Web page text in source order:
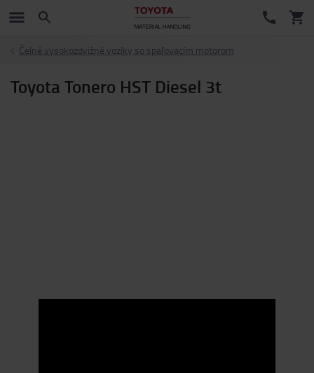
Čelné vysokozdvižné vozíky so spaľovacím motorom
Toyota Tonero HST Diesel 3t